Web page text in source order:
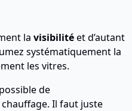
la visibilitéet d’autant
systématiquement la
les vitres.
de
Il faut juste